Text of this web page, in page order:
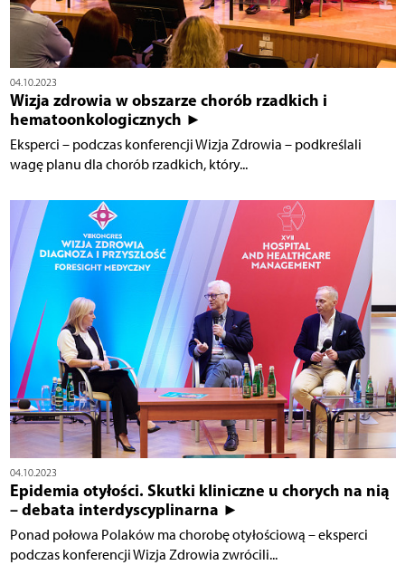
04.10.2023
Wizja zdrowia w obszarze chorób rzadkich i
hematoonkologicznych ►
Eksperci – podczas konferencji Wizja Zdrowia – podkreślali
wagę planu dla chorób rzadkich, który...
04.10.2023
Epidemia otyłości. Skutki kliniczne u chorych na nią
– debata interdyscyplinarna ►
Ponad połowa Polaków ma chorobę otyłościową – eksperci
podczas konferencji Wizja Zdrowia zwrócili...